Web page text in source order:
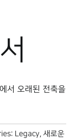
서 오래된 전축을
Legacy, 새로운